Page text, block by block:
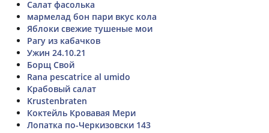
Салат фасолька
мармелад бон пари вкус кола
Яблоки свежие тушеные мои
Рагу из кабачков
Ужин 24.10.21
Борщ Свой
Rana pescatrice al umido
Крабовый салат
Krustenbraten
Коктейль Кровавая Мери
Лопатка по-Черкизовски 143